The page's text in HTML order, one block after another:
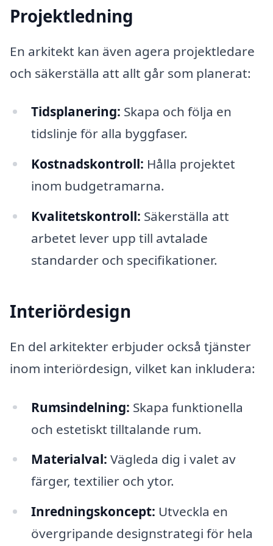
Projektledning
En arkitekt kan även agera projektledare
och säkerställa att allt går som planerat:
Tidsplanering: Skapa och följa en
tidslinje för alla byggfaser.
Kostnadskontroll: Hålla projektet
inom budgetramarna.
Kvalitetskontroll: Säkerställa att
arbetet lever upp till avtalade
standarder och specifikationer.
Interiördesign
En del arkitekter erbjuder också tjänster
inom interiördesign, vilket kan inkludera:
Rumsindelning: Skapa funktionella
och estetiskt tilltalande rum.
Materialval: Vägleda dig i valet av
färger, textilier och ytor.
Inredningskoncept: Utveckla en
övergripande designstrategi för hela